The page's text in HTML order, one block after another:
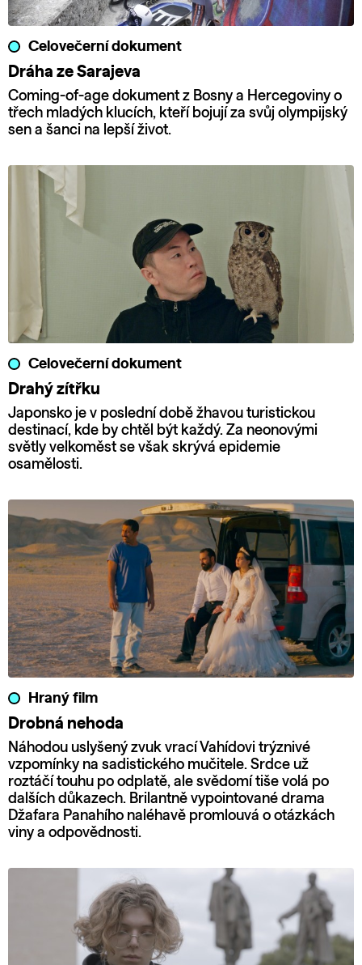
Celovečerní dokument
Dráha ze Sarajeva
Coming-of-age dokument z Bosny a Hercegoviny o
třech mladých klucích, kteří bojují za svůj olympijský
sen a šanci na lepší život.
Celovečerní dokument
Drahý zítřku
Japonsko je v poslední době žhavou turistickou
destinací, kde by chtěl být každý. Za neonovými
světly velkoměst se však skrývá epidemie
osamělosti.
Hraný film
Drobná nehoda
Náhodou uslyšený zvuk vrací Vahídovi trýznivé
vzpomínky na sadistického mučitele. Srdce už
roztáčí touhu po odplatě, ale svědomí tiše volá po
dalších důkazech. Brilantně vypointované drama
Džafara Panahího naléhavě promlouvá o otázkách
viny a odpovědnosti.